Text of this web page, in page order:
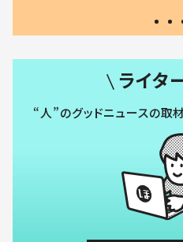
ライタ
“人”のグッドニュースの取